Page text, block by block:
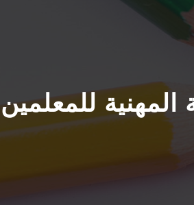
المهنية للمعلمين